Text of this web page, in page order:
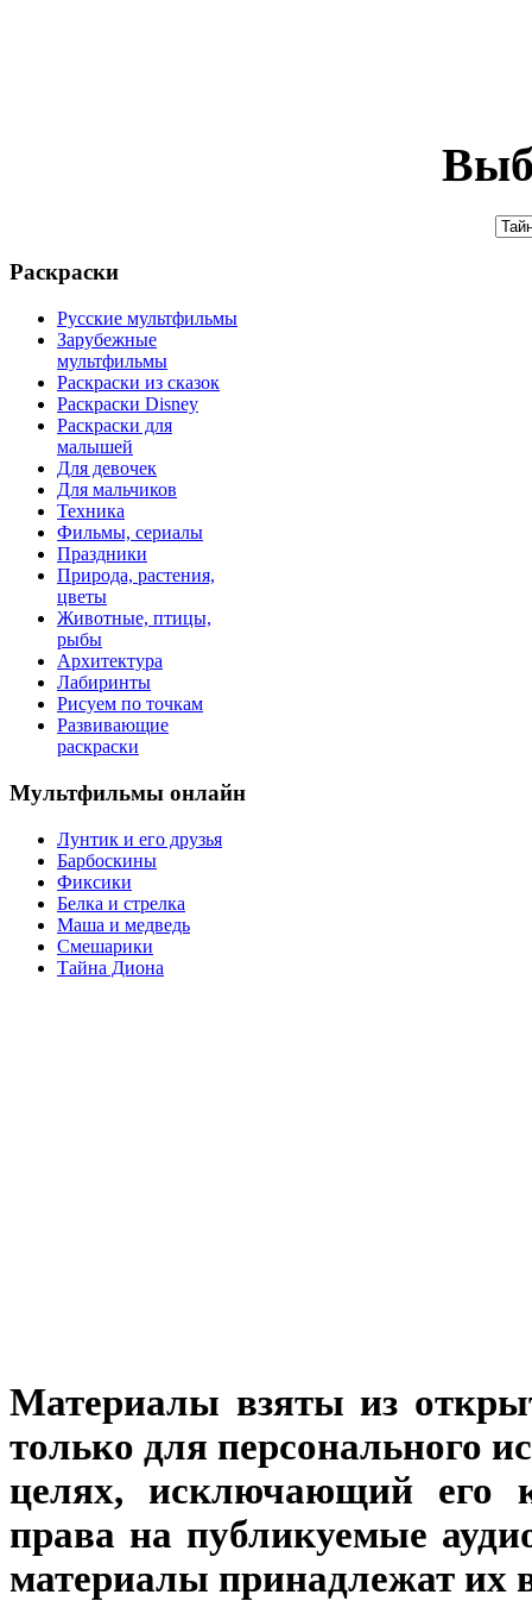
Раскраски
Русские мультфильмы
Зарубежные
мультфильмы
Раскраски из сказок
Раскраски Disney
Раскраски для
малышей
Для девочек
Для мальчиков
Техника
Фильмы, сериалы
Праздники
Природа, растения,
цветы
Животные, птицы,
рыбы
Архитектура
Лабиринты
Рисуем по точкам
Развивающие
раскраски
Мультфильмы онлайн
Лунтик и его друзья
Барбоскины
Фиксики
Белка и стрелка
Маша и медведь
Смешарики
Тайна Диона
Материалы взяты из
только для персонального
целях, исключающий его
права на публикуемые
материалы принадлежат их